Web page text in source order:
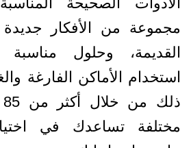
مجموعة من الأفكار
القديمة، وحلول
استخدام الأماكن الفارغة
مختلفة تساعدك في